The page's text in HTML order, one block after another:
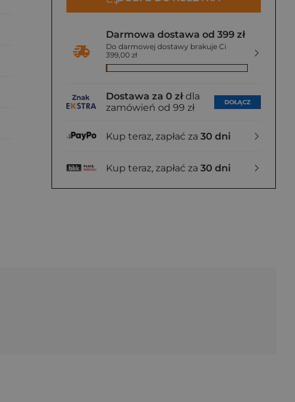
Darmowa dostawa od 399 zł
Do darmowej dostawy brakuje Ci
399,00 zł
Dostawa za 0 zł dla
zamówień od 99 zł
DOŁĄCZ
Kup teraz, zapłać za 30 dni
Kup teraz, zapłać za 30 dni